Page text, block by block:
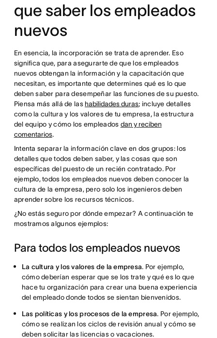
que saber los empleados
nuevos
En esencia, la incorporación se trata de aprender. Eso
significa que, para asegurarte de que los empleados
nuevos obtengan la información y la capacitación que
necesitan, es importante que determines qué es lo que
deben saber para desempeñar las funciones de su puesto.
Piensa más allá de lashabilidades duras; incluye detalles
como la cultura y los valores de tu empresa, la estructura
del equipo y cómo los empleados dan y reciben
comentarios.
Intenta separar la información clave en dos grupos: los
detalles que todos deben saber, y las cosas que son
específicas del puesto de un recién contratado. Por
ejemplo, todos los empleados nuevos deben conocer la
cultura de la empresa, pero solo los ingenieros deben
aprender sobre los recursos técnicos.
¿No estás seguro por dónde empezar? A continuación te
mostramos algunos ejemplos:
Para todos los empleados nuevos
La cultura y los valores de la empresa. Por ejemplo,
cómo deberían esperar que se los trate y qué es lo que
hace tu organización para crear una buena experiencia
del empleado donde todos se sientan bienvenidos.
Las políticas y los procesos de la empresa. Por ejemplo,
cómo se realizan los ciclos de revisión anual y cómo se
deben solicitar las licencias o vacaciones.